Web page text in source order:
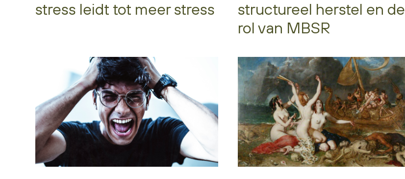
stress leidt tot meer stress
structureel herstel en de
rol van MBSR